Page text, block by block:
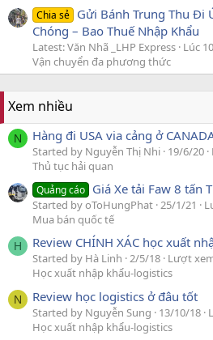
Chia sẻ Gửi Bánh Trung Thu Đi
Chóng – Bao Thuế Nhập Khẩu
Latest: Văn Nhã _LHP Express Lúc
Vận chuyển đa phương thức
Xem nhiều
N Hàng đi USA via cảng ở
Started by Nguyễn Thị Nhi 19/6/20
Thủ tục hải quan
Quảng cáo Giá Xe tải Faw 8 tấn
Started by oToHungPhat 25/1/21
Mua bán quốc tế
H Review CHÍNH XÁC học xuất
Started by Hà Linh 2/5/18 Lượt
Học xuất nhập khẩu-logistics
N Review học logistics ở đâu tốt
Started by Nguyễn Sung 13/10/18
Học xuất nhập khẩu-logistics